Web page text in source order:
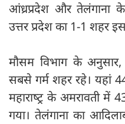
आंध्रप्रदेश और तेलंगाना
उत्तर प्रदेश का 1-1 शहर
मौसम विभाग के
सबसे गर्म शहर रहे। यहां 44
महाराष्‍ट्र के अमरावती
गया। तेलंगाना का